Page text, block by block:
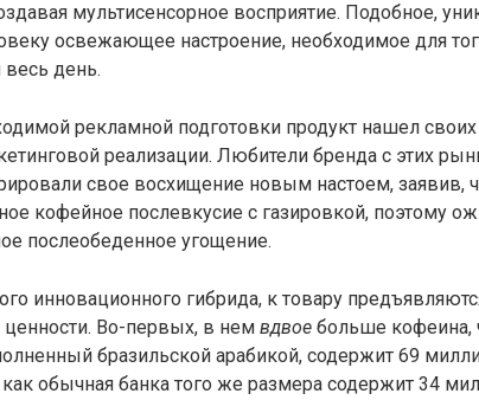
мультисенсорное восприятие. Подобное,
освежающее настроение, необходимое для
день.
рекламной подготовки продукт нашел
реализации. Любители бренда с этих
свое восхищение новым настоем, заявив,
кофейное послевкусие с газировкой, поэтому
послеобеденное угощение.
инновационного гибрида, к товару
ценности. Во-первых, в нем вдвое больше кофеина,
бразильской арабикой, содержит 69
как обычная банка того же размера содержит 34